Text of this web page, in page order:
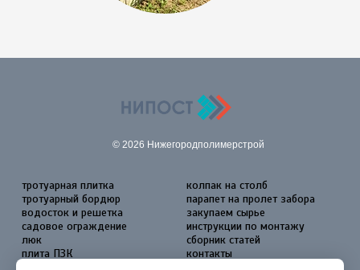
© 2026 Нижегородполимерстрой
тротуарная плитка
тротуарный бордюр
водосток и решетка
садовое ограждение
люк
плита ПЗК
колпак на столб
парапет на пролет забора
закупаем сырье
инструкции по монтажу
сборник статей
контакты